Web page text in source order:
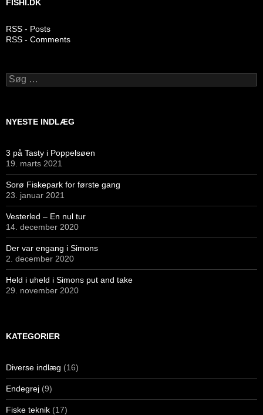
FISHI.DK
RSS - Posts
RSS - Comments
Søg
efter:
NYESTE INDLÆG
3 på Tasty i Poppelsøen
19. marts 2021
Sorø Fiskepark for første gang
23. januar 2021
Vesterled – En nul tur
14. december 2020
Der var engang i Simons
2. december 2020
Held i uheld i Simons put and take
29. november 2020
KATEGORIER
Diverse indlæg (16)
Endegrej (9)
Fiske teknik (17)